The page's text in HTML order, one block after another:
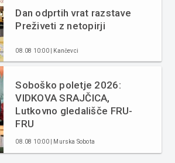
Dan odprtih vrat razstave
Preživeti z netopirji
08.08 10:00 | Kančevci
Soboško poletje 2026:
VIDKOVA SRAJČICA,
Lutkovno gledališče FRU-
FRU
08.08 10:00 | Murska Sobota